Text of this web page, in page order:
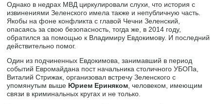
Однако в недрах МВД циркулировали слухи, что история с
извинениями Зеленского имела также и непубличную часть.
Якобы на фоне конфликта с главой Чечни Зеленский,
опасаясь за свою безопасность, тогда же, в 2014 году,
обратился за помощью к Владимиру Евдокимову. И последний
действительно помог.
Один из подчиненных Евдокимова, занимавший в период
событий Евромайдана пост начальника столичного УБОПа,
Виталий Стрижак, организовал встречу Зеленского с
упомянутым выше Юрием Ериняком, человеком, имеющим
связи в криминальных кругах и не только.